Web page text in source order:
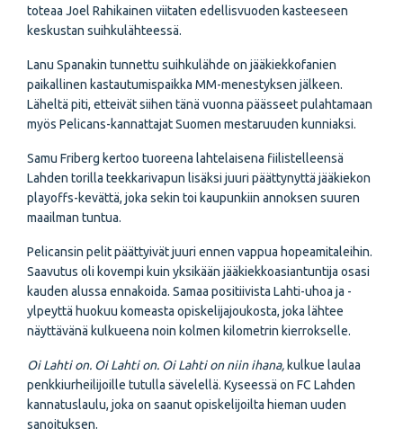
toteaa Joel Rahikainen viitaten edellisvuoden kasteeseen
keskustan suihkulähteessä.
Lanu Spanakin tunnettu suihkulähde on jääkiekkofanien
paikallinen kastautumispaikka MM-menestyksen jälkeen.
Läheltä piti, etteivät siihen tänä vuonna päässeet pulahtamaan
myös Pelicans-kannattajat Suomen mestaruuden kunniaksi.
Samu Friberg kertoo tuoreena lahtelaisena fiilistelleensä
Lahden torilla teekkarivapun lisäksi juuri päättynyttä jääkiekon
playoffs-kevättä, joka sekin toi kaupunkiin annoksen suuren
maailman tuntua.
Pelicansin pelit päättyivät juuri ennen vappua hopeamitaleihin.
Saavutus oli kovempi kuin yksikään jääkiekkoasiantuntija osasi
kauden alussa ennakoida. Samaa positiivista Lahti-uhoa ja -
ylpeyttä huokuu komeasta opiskelijajoukosta, joka lähtee
näyttävänä kulkueena noin kolmen kilometrin kierrokselle.
Oi Lahti on. Oi Lahti on. Oi Lahti on niin ihana, kulkue laulaa
penkkiurheilijoille tutulla sävelellä. Kyseessä on FC Lahden
kannatuslaulu, joka on saanut opiskelijoilta hieman uuden
sanoituksen.